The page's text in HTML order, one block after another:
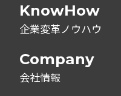
KnowHow
企業変革ノウハウ
Company
会社情報